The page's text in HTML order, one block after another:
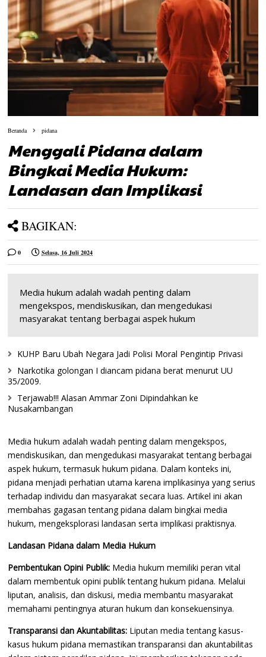
Beranda pidana
Menggali Pidana dalam
Bingkai Media Hukum:
Landasan dan Implikasi
BAGIKAN:
0 Selasa, 16 Juli 2024
Media hukum adalah wadah penting dalam
mengekspos, mendiskusikan, dan mengedukasi
masyarakat tentang berbagai aspek hukum
KUHP Baru Ubah Negara Jadi Polisi Moral Pengintip Privasi
Narkotika golongan I diancam pidana berat menurut UU
35/2009.
Terjawab!!! Alasan Ammar Zoni Dipindahkan ke
Nusakambangan
Media hukum adalah wadah penting dalam mengekspos,
mendiskusikan, dan mengedukasi masyarakat tentang berbagai
aspek hukum, termasuk hukum pidana. Dalam konteks ini,
pidana menjadi perhatian utama karena implikasinya yang serius
terhadap individu dan masyarakat secara luas. Artikel ini akan
membahas gagasan tentang pidana dalam bingkai media
hukum, mengeksplorasi landasan serta implikasi praktisnya.
Landasan Pidana dalam Media Hukum
Pembentukan Opini Publik: Media hukum memiliki peran vital
dalam membentuk opini publik tentang hukum pidana. Melalui
liputan, analisis, dan diskusi, media membantu masyarakat
memahami pentingnya aturan hukum dan konsekuensinya.
Transparansi dan Akuntabilitas: Liputan media tentang kasus-
kasus hukum pidana memastikan transparansi dan akuntabilitas